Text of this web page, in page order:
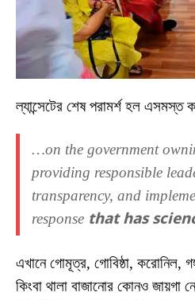
ল্যান্সেটের শেষ পরামর্শ হল এসমস্ত
…on the government
providing responsible
transparency, and
response that has
এখানে গোমূত্র, গোবিষ্ঠা, করোনিল,
কিংবা থালা বাজানোর কোনও